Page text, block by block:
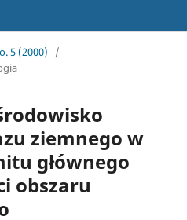
5 (2000)
/
ziemnego w
głównego
obszaru